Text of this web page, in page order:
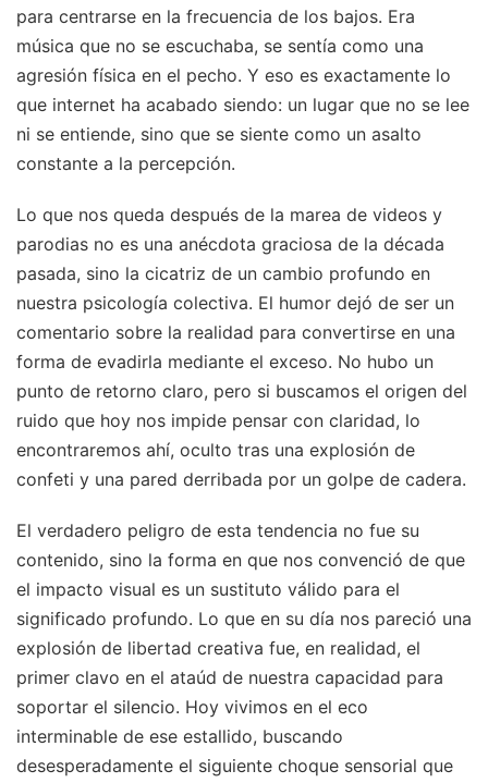
para centrarse en la frecuencia de los bajos. Era
música que no se escuchaba, se sentía como una
agresión física en el pecho. Y eso es exactamente lo
que internet ha acabado siendo: un lugar que no se lee
ni se entiende, sino que se siente como un asalto
constante a la percepción.
Lo que nos queda después de la marea de videos y
parodias no es una anécdota graciosa de la década
pasada, sino la cicatriz de un cambio profundo en
nuestra psicología colectiva. El humor dejó de ser un
comentario sobre la realidad para convertirse en una
forma de evadirla mediante el exceso. No hubo un
punto de retorno claro, pero si buscamos el origen del
ruido que hoy nos impide pensar con claridad, lo
encontraremos ahí, oculto tras una explosión de
confeti y una pared derribada por un golpe de cadera.
El verdadero peligro de esta tendencia no fue su
contenido, sino la forma en que nos convenció de que
el impacto visual es un sustituto válido para el
significado profundo. Lo que en su día nos pareció una
explosión de libertad creativa fue, en realidad, el
primer clavo en el ataúd de nuestra capacidad para
soportar el silencio. Hoy vivimos en el eco
interminable de ese estallido, buscando
desesperadamente el siguiente choque sensorial que